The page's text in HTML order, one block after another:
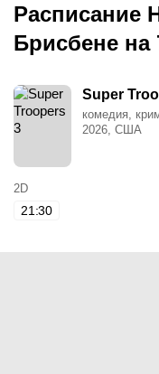
Расписание
Брисбене на
Super
комедия,
2026, США
2D
21:30